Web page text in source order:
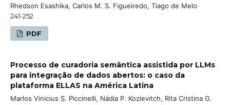
Rhedson Esashika, Carlos M. S. Figueiredo, Tiago de Melo
241-252
PDF
Processo de curadoria semântica assistida por LLMs
para integração de dados abertos: o caso da
plataforma ELLAS na América Latina
Marlos Vinicius S. Piccinelli, Nádia P. Kozievitch, Rita Cristina G.